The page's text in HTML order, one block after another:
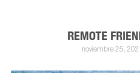
REMOTE
noviembre 25,